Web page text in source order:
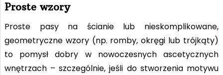
Proste wzory
Proste pasy na ścianie lub nieskomplikowane,
geometryczne wzory (np. romby, okręgi lub trójkąty)
to pomysł dobry w nowoczesnych ascetycznych
wnętrzach – szczególnie, jeśli do stworzenia motywu